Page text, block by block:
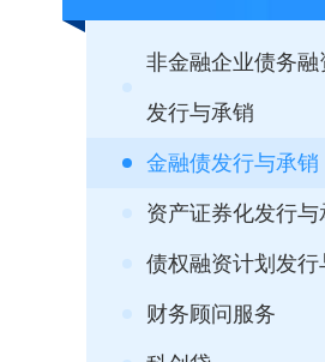
非金融企业债务融
发行与承销
金融债发行与承销
资产证券化发行与
债权融资计划发行
财务顾问服务